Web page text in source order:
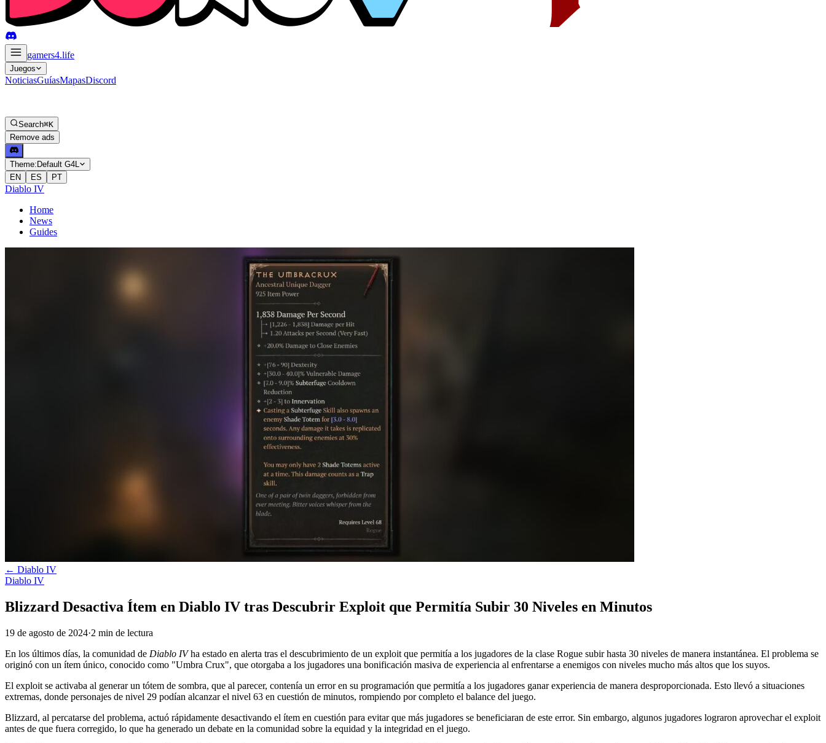
gamers4.life
Juegos
NoticiasGuíasMapasDiscord
Search⌘K
Remove ads
Theme: Default G4L
EN
ES PT
Diablo IV
Home
News
Guides
← Diablo IV
Diablo IV
Blizzard Desactiva Ítem en Diablo IV tras Descubrir Exploit que Permitía Subir 30 Niveles en Minutos
19 de agosto de 2024·2 min de lectura
En los últimos días, la comunidad de Diablo IVha estado en alerta tras el descubrimiento de un exploit que permitía a los jugadores de la clase Rogue subir hasta 30 niveles de manera instantánea. El problema se
originó con un ítem único, conocido como "Umbra Crux", que otorgaba a los jugadores una bonificación masiva de experiencia al enfrentarse a enemigos con niveles mucho más altos que los suyos.
El exploit se activaba al generar un tótem de sombra, que al parecer, contenía un error en su programación que permitía a los jugadores ganar experiencia de manera desproporcionada. Esto llevó a situaciones
extremas, donde personajes de nivel 29 podían alcanzar el nivel 63 en cuestión de minutos, rompiendo por completo el balance del juego.
Blizzard, al percatarse del problema, actuó rápidamente desactivando el ítem en cuestión para evitar que más jugadores se beneficiaran de este error. Sin embargo, algunos jugadores lograron aprovechar el exploit
antes de que fuera corregido, lo que ha generado un debate en la comunidad sobre la equidad y la integridad en el juego.